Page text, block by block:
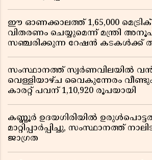
ഈ ഓണക്കാലത്ത് 1,65,000
വിതരണം ചെയ്യുമെന്ന് മന്ത്രി
സഞ്ചരിക്കുന്ന റേഷൻ കടകൾക്ക്
സംസ്ഥാനത്ത് സ്വർണവിലയിൽ വൻ
വെള്ളിയാഴ്ച വൈകുന്നേരം വീണ്ടും
കാരറ്റ് പവന് 1,10,920 രൂപയായി
കണ്ണൂർ ഉദയഗിരിയിൽ
മാറ്റിപ്പാർപ്പിച്ചു, സംസ്ഥാനത്ത്
ജാഗ്രത